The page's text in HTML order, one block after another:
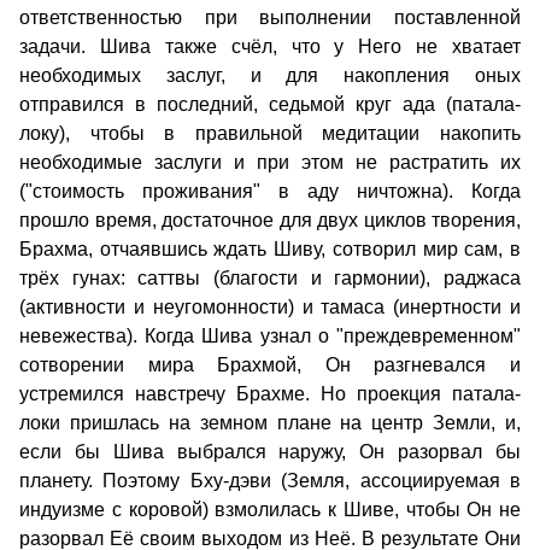
ответственностью при выполнении поставленной
задачи. Шива также счёл, что у Него не хватает
необходимых заслуг, и для накопления оных
отправился в последний, седьмой круг ада (патала-
локу), чтобы в правильной медитации накопить
необходимые заслуги и при этом не растратить их
("стоимость проживания" в аду ничтожна). Когда
прошло время, достаточное для двух циклов творения,
Брахма, отчаявшись ждать Шиву, сотворил мир сам, в
трёх гунах: саттвы (благости и гармонии), раджаса
(активности и неугомонности) и тамаса (инертности и
невежества). Когда Шива узнал о "преждевременном"
сотворении мира Брахмой, Он разгневался и
устремился навстречу Брахме. Но проекция патала-
локи пришлась на земном плане на центр Земли, и,
если бы Шива выбрался наружу, Он разорвал бы
планету. Поэтому Бху-дэви (Земля, ассоциируемая в
индуизме с коровой) взмолилась к Шиве, чтобы Он не
разорвал Её своим выходом из Неё. В результате Они